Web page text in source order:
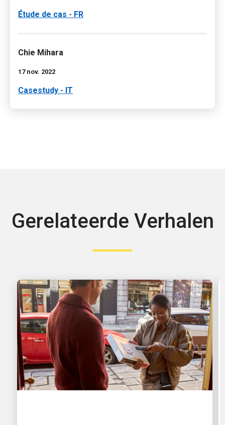
Étude de cas - FR
Chie Mihara
17 nov. 2022
Casestudy - IT
Gerelateerde Verhalen